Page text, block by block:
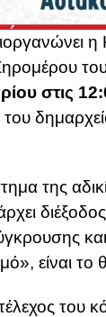
η
στις
της
είναι
του